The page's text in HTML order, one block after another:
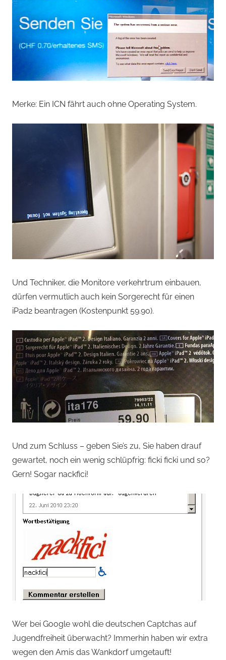
Merke: Ein ICN fährt auch ohne Operating System.
Und Techniker, die Monitore verkehrtrum einbauen,
dürfen vermutlich auch kein Sorgerecht für einen
iPad2 beantragen (Kostenpunkt 59.90).
Und zum Schluss – geben Sie’s zu, Sie haben drauf
gewartet, noch ein wenig schlüpfrig: ficki ficki und so?
Gern! Sogar nackfici!
Wer bei Google wohl die deutschen Captchas auf
Jugendfreiheit überwacht? Immerhin haben wir extra
wegen den Amis das Wankdorf umgetauft!